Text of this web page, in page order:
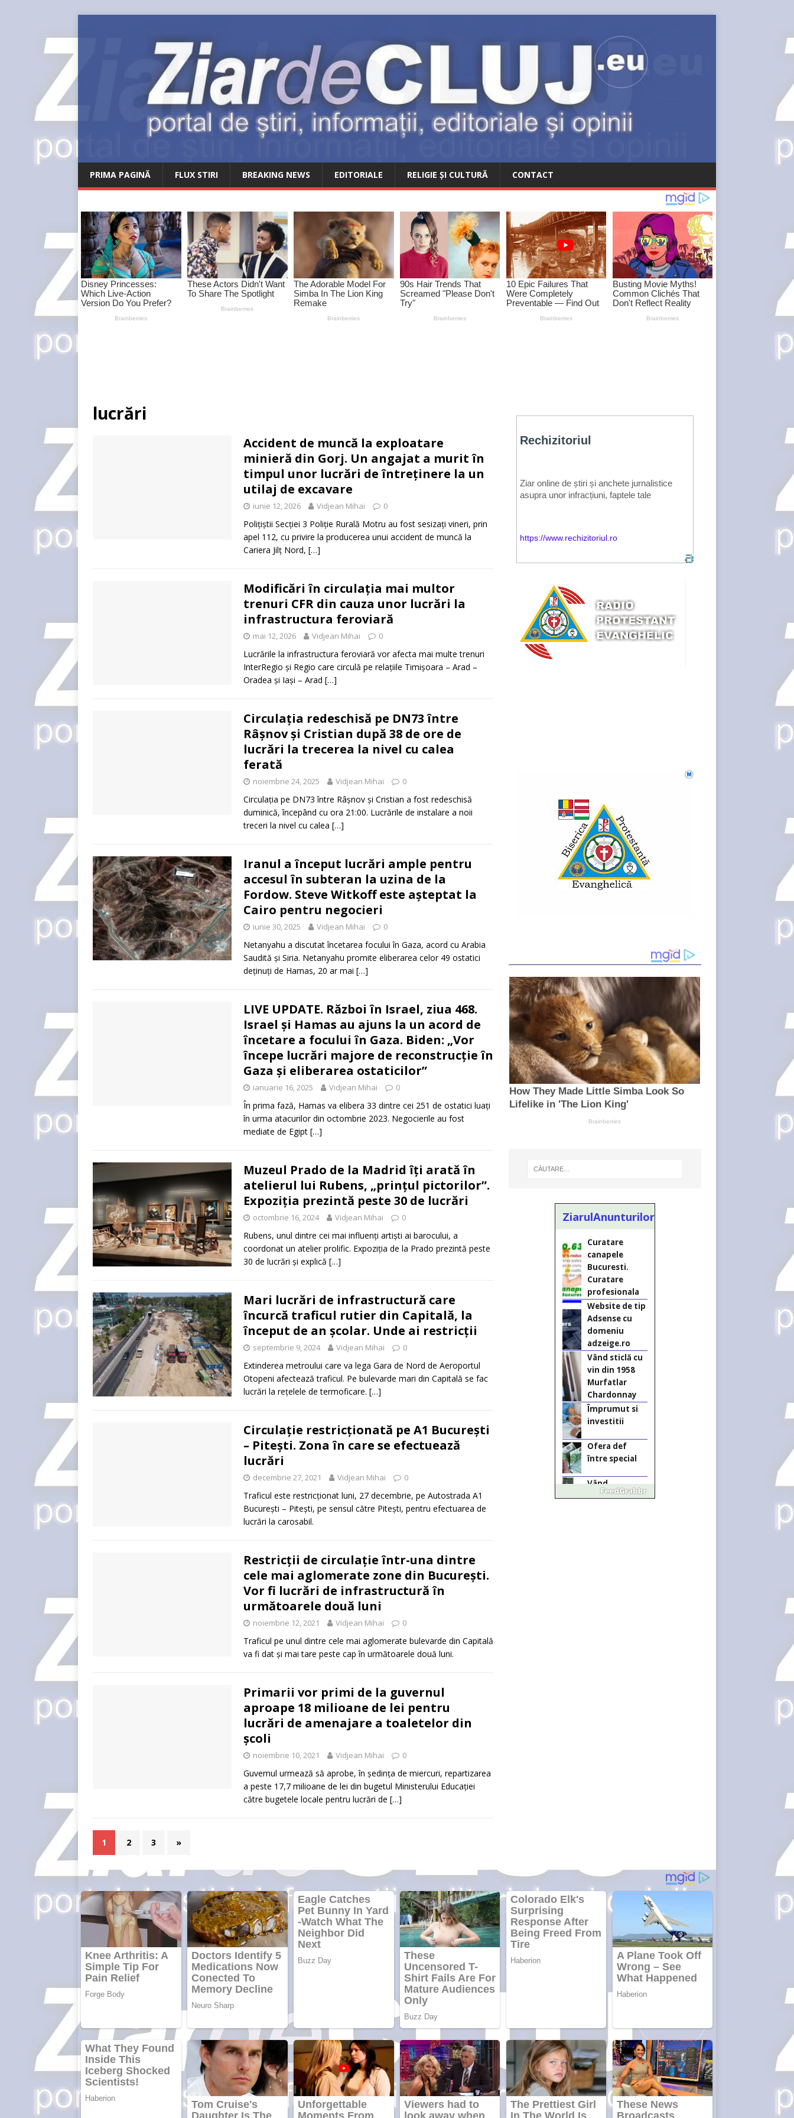
PRIMA PAGINĂ FLUX STIRI BREAKING NEWS EDITORIALE RELIGIE ȘI CULTURĂ CONTACT
lucrări
Accident de muncă la exploatare
minieră din Gorj. Un angajat a murit în
timpul unor lucrări de întreținere la un
utilaj de excavare
iunie 12, 2026 Vidjean Mihai 0
Polițiștii Secției 3 Poliție Rurală Motru au fost sesizați vineri, prin
apel 112, cu privire la producerea unui accident de muncă la
Cariera Jilț Nord, […]
Modificări în circulația mai multor
trenuri CFR din cauza unor lucrări la
infrastructura feroviară
mai 12, 2026 Vidjean Mihai 0
Lucrările la infrastructura feroviară vor afecta mai multe trenuri
InterRegio și Regio care circulă pe relațiile Timișoara – Arad –
Oradea și Iași – Arad […]
Circulația redeschisă pe DN73 între
Râșnov și Cristian după 38 de ore de
lucrări la trecerea la nivel cu calea
ferată
noiembrie 24, 2025 Vidjean Mihai 0
Circulația pe DN73 între Râșnov și Cristian a fost redeschisă
duminică, începând cu ora 21:00. Lucrările de instalare a noii
treceri la nivel cu calea […]
Iranul a început lucrări ample pentru
accesul în subteran la uzina de la
Fordow. Steve Witkoff este așteptat la
Cairo pentru negocieri
iunie 30, 2025 Vidjean Mihai 0
Netanyahu a discutat încetarea focului în Gaza, acord cu Arabia
Saudită și Siria. Netanyahu promite eliberarea celor 49 ostatici
deținuți de Hamas, 20 ar mai […]
LIVE UPDATE. Război în Israel, ziua 468.
Israel și Hamas au ajuns la un acord de
încetare a focului în Gaza. Biden: „Vor
începe lucrări majore de reconstrucție în
Gaza și eliberarea ostaticilor”
ianuarie 16, 2025 Vidjean Mihai 0
În prima fază, Hamas va elibera 33 dintre cei 251 de ostatici luați
în urma atacurilor din octombrie 2023. Negocierile au fost
mediate de Egipt […]
Muzeul Prado de la Madrid îți arată în
atelierul lui Rubens, „prințul pictorilor”.
Expoziția prezintă peste 30 de lucrări
octombrie 16, 2024 Vidjean Mihai 0
Rubens, unul dintre cei mai influenți artiști ai barocului, a
coordonat un atelier prolific. Expoziția de la Prado prezintă peste
30 de lucrări și explică […]
Mari lucrări de infrastructură care
încurcă traficul rutier din Capitală, la
început de an școlar. Unde ai restricții
septembrie 9, 2024 Vidjean Mihai 0
Extinderea metroului care va lega Gara de Nord de Aeroportul
Otopeni afectează traficul. Pe bulevarde mari din Capitală se fac
lucrări la rețelele de termoficare. […]
Circulaţie restricţionată pe A1 Bucureşti
– Piteşti. Zona în care se efectuează
lucrări
decembrie 27, 2021 Vidjean Mihai 0
Traficul este restricţionat luni, 27 decembrie, pe Autostrada A1
Bucureşti – Piteşti, pe sensul către Piteşti, pentru efectuarea de
lucrări la carosabil.
Restricții de circulație într-una dintre
cele mai aglomerate zone din București.
Vor fi lucrări de infrastructură în
următoarele două luni
noiembrie 12, 2021 Vidjean Mihai 0
Traficul pe unul dintre cele mai aglomerate bulevarde din Capitală
va fi dat și mai tare peste cap în următoarele două luni.
Primarii vor primi de la guvernul
aproape 18 milioane de lei pentru
lucrări de amenajare a toaletelor din
școli
noiembrie 10, 2021 Vidjean Mihai 0
Guvernul urmează să aprobe, în şedinţa de miercuri, repartizarea
a peste 17,7 milioane de lei din bugetul Ministerului Educaţiei
către bugetele locale pentru lucrări de […]
1 2 3 »
ZiarulAnunturilor.ro
Bucuresti.
Curatare
profesionala
Website de tip
Adsense cu
domeniu
adzeige.ro
Vând sticlă cu
vin din 1958
Murfatlar
Chardonnay
Împrumut si
investitii
Ofera def
între special
Vând
de publicitate de
tip Adsense
Radu a trecut
la Domnul
mai multe ziare
online
Apartamente
2 camere
Aplică acum
pentru toate
tipurile de
împrumuturi